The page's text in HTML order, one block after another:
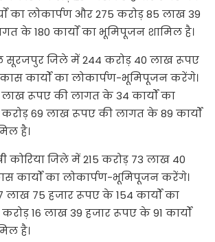
का लोकार्पण और 275 करोड़ 85 लाख 39
के 180 कार्याें का भूमिपूजन शामिल है।
सूरजपुर जिले में 244 करोड़ 40 लाख रूपए
कार्यों का लोकार्पण-भूमिपूजन करेंगे।
लाख रूपए की लागत के 34 कार्यों का
करोड़ 69 लाख रूपए की लागत के 89 कार्यों
है।
कोरिया जिले में 215 करोड़ 73 लाख 40
कार्यों का लोकार्पण-भूमिपूजन करेंगे।
लाख 75 हजार रूपए के 154 कार्यों का
16 लाख 39 हजार रूपए के 91 कार्यों
है।